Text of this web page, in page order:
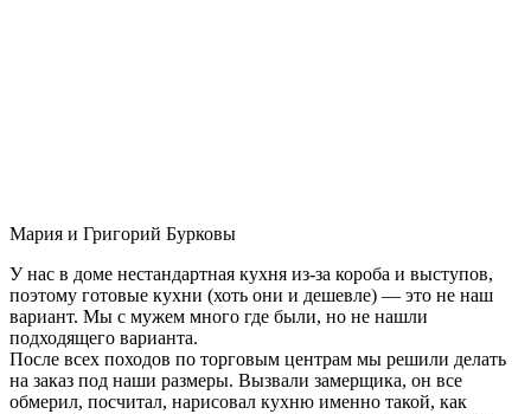
Мария и Григорий Бурковы
У нас в доме нестандартная кухня из-за короба и выступов,
поэтому готовые кухни (хоть они и дешевле) — это не наш
вариант. Мы с мужем много где были, но не нашли
подходящего варианта.
После всех походов по торговым центрам мы решили делать
на заказ под наши размеры. Вызвали замерщика, он все
обмерил, посчитал, нарисовал кухню именно такой, как